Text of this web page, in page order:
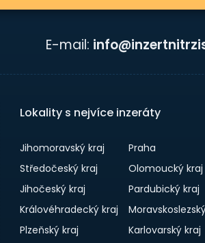
E-mail:
Lokality s nejvíce inzeráty
Jihomoravský kraj
Praha
Středočeský kraj
Olomoucký kraj
Jihočeský kraj
Pardubický kraj
Královéhradecký kraj
Plzeňský kraj
Karlovarský kraj